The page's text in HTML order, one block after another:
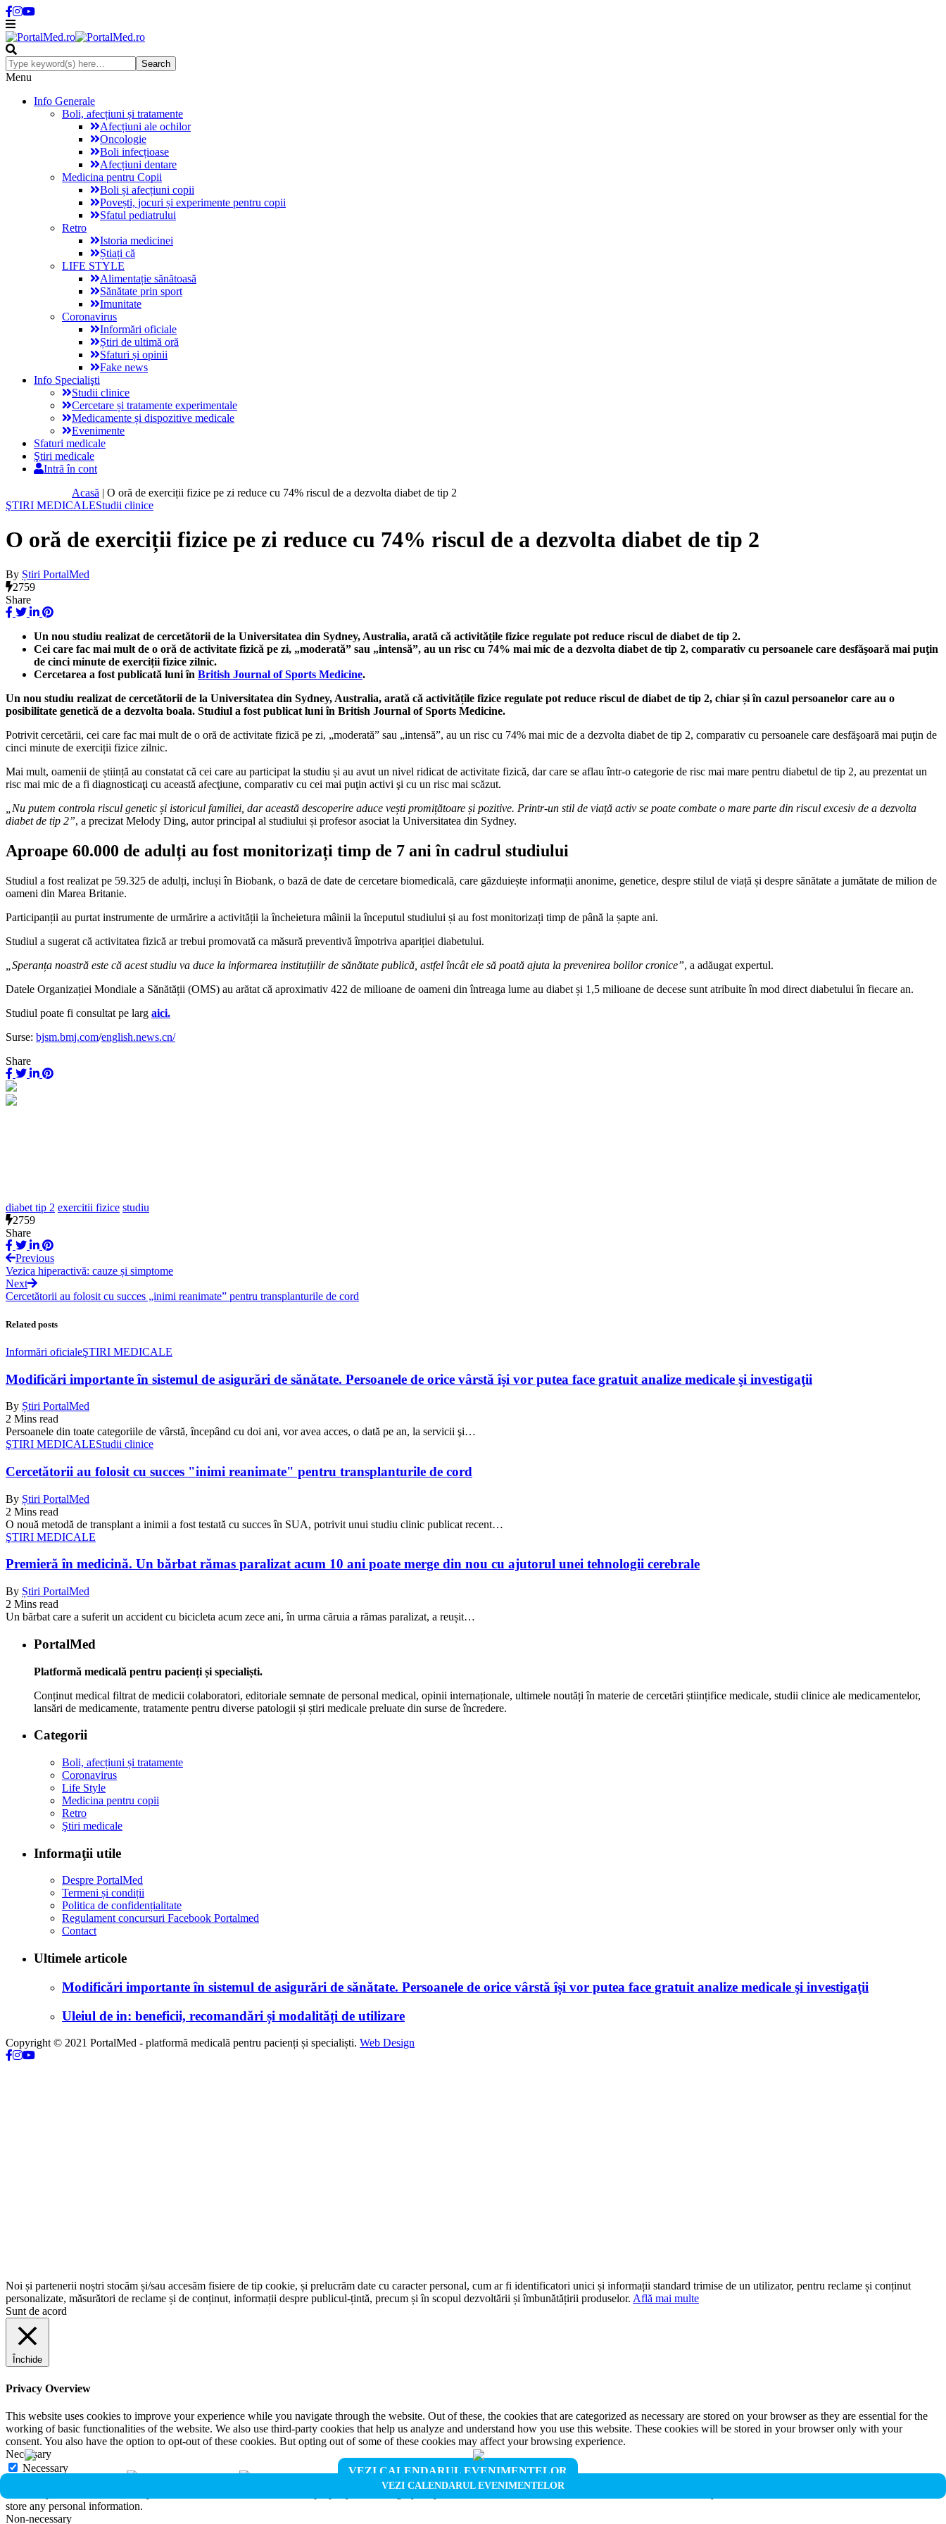
Menu
Info Generale
Boli, afecțiuni și tratamente
Afecțiuni ale ochilor
Oncologie
Boli infecțioase
Afecțiuni dentare
Medicina pentru Copii
Boli și afecțiuni copii
Povești, jocuri și experimente pentru copii
Sfatul pediatrului
Retro
Istoria medicinei
Știați că
LIFE STYLE
Alimentație sănătoasă
Sănătate prin sport
Imunitate
Coronavirus
Informări oficiale
Știri de ultimă oră
Sfaturi și opinii
Fake news
Info Specialişti
Studii clinice
Cercetare și tratamente experimentale
Medicamente și dispozitive medicale
Evenimente
Sfaturi medicale
Ştiri medicale
Intră în cont
Acasă | O oră de exerciții fizice pe zi reduce cu 74% riscul de a dezvolta diabet de tip 2
ŞTIRI MEDICALEStudii clinice
O oră de exerciții fizice pe zi reduce cu 74% riscul de a dezvolta diabet de tip 2
By Știri PortalMed
2759
Share
Un nou studiu realizat de cercetătorii de la Universitatea din Sydney, Australia, arată că activitățile fizice regulate pot reduce riscul de diabet de tip 2.
Cei care fac mai mult de o oră de activitate fizică pe zi, „moderată” sau „intensă”, au un risc cu 74% mai mic de a dezvolta diabet de tip 2, comparativ cu persoanele care desfăşoară mai puţin
de cinci minute de exerciții fizice zilnic.
Cercetarea a fost publicată luni în British Journal of Sports Medicine.
Un nou studiu realizat de cercetătorii de la Universitatea din Sydney, Australia, arată că activitățile fizice regulate pot reduce riscul de diabet de tip 2, chiar și în cazul persoanelor care au o
posibilitate genetică de a dezvolta boala. Studiul a fost publicat luni în British Journal of Sports Medicine.
Potrivit cercetării, cei care fac mai mult de o oră de activitate fizică pe zi, „moderată” sau „intensă”, au un risc cu 74% mai mic de a dezvolta diabet de tip 2, comparativ cu persoanele care desfăşoară mai puţin de
cinci minute de exerciții fizice zilnic.
Mai mult, oamenii de știință au constatat că cei care au participat la studiu și au avut un nivel ridicat de activitate fizică, dar care se aflau într-o categorie de risc mai mare pentru diabetul de tip 2, au prezentat un
risc mai mic de a fi diagnosticaţi cu această afecţiune, comparativ cu cei mai puţin activi şi cu un risc mai scăzut.
„Nu putem controla riscul genetic și istoricul familiei, dar această descoperire aduce vești promițătoare și pozitive. Printr-un stil de viață activ se poate combate o mare parte din riscul excesiv de a dezvolta
diabet de tip 2”, a precizat Melody Ding, autor principal al studiului și profesor asociat la Universitatea din Sydney.
Aproape 60.000 de adulți au fost monitorizați timp de 7 ani în cadrul studiului
Studiul a fost realizat pe 59.325 de adulți, incluși în Biobank, o bază de date de cercetare biomedicală, care găzduiește informații anonime, genetice, despre stilul de viață și despre sănătate a jumătate de milion de
oameni din Marea Britanie.
Participanții au purtat instrumente de urmărire a activității la încheietura mâinii la începutul studiului și au fost monitorizați timp de până la șapte ani.
Studiul a sugerat că activitatea fizică ar trebui promovată ca măsură preventivă împotriva apariției diabetului.
„Speranța noastră este că acest studiu va duce la informarea instituțiilir de sănătate publică, astfel încât ele să poată ajuta la prevenirea bolilor cronice”, a adăugat expertul.
Datele Organizației Mondiale a Sănătății (OMS) au arătat că aproximativ 422 de milioane de oameni din întreaga lume au diabet și 1,5 milioane de decese sunt atribuite în mod direct diabetului în fiecare an.
Studiul poate fi consultat pe larg aici.
Surse: bjsm.bmj.com/english.news.cn/
Share
VEZI CALENDARUL EVENIMENTELOR
VEZI CALENDARUL EVENIMENTELOR
diabet tip 2 exercitii fizice studiu
2759
Share
Previous
Vezica hiperactivă: cauze și simptome
Next
Cercetătorii au folosit cu succes „inimi reanimate” pentru transplanturile de cord
Related posts
Informări oficialeŞTIRI MEDICALE
Modificări importante în sistemul de asigurări de sănătate. Persoanele de orice vârstă își vor putea face gratuit analize medicale şi investigaţii
By Știri PortalMed
2 Mins read
Persoanele din toate categoriile de vârstă, începând cu doi ani, vor avea acces, o dată pe an, la servicii şi…
ŞTIRI MEDICALEStudii clinice
Cercetătorii au folosit cu succes "inimi reanimate" pentru transplanturile de cord
By Știri PortalMed
2 Mins read
O nouă metodă de transplant a inimii a fost testată cu succes în SUA, potrivit unui studiu clinic publicat recent…
ŞTIRI MEDICALE
Premieră în medicină. Un bărbat rămas paralizat acum 10 ani poate merge din nou cu ajutorul unei tehnologii cerebrale
By Știri PortalMed
2 Mins read
Un bărbat care a suferit un accident cu bicicleta acum zece ani, în urma căruia a rămas paralizat, a reușit…
PortalMed
Platformă medicală pentru pacienți și specialiști.
Conținut medical filtrat de medicii colaboratori, editoriale semnate de personal medical, opinii internaționale, ultimele noutăți în materie de cercetări științifice medicale, studii clinice ale medicamentelor,
lansări de medicamente, tratamente pentru diverse patologii și știri medicale preluate din surse de încredere.
Categorii
Boli, afecțiuni și tratamente
Coronavirus
Life Style
Medicina pentru copii
Retro
Ştiri medicale
Informaţii utile
Despre PortalMed
Termeni și condiții
Politica de confidențialitate
Regulament concursuri Facebook Portalmed
Contact
Ultimele articole
Modificări importante în sistemul de asigurări de sănătate. Persoanele de orice vârstă își vor putea face gratuit analize medicale şi investigaţii
Uleiul de in: beneficii, recomandări și modalități de utilizare
Copyright © 2021 PortalMed - platformă medicală pentru pacienți și specialiști. Web Design
Noi și partenerii noștri stocăm și/sau accesăm fisiere de tip cookie, și prelucrăm date cu caracter personal, cum ar fi identificatori unici și informații standard trimise de un utilizator, pentru reclame și conținut
personalizate, măsurători de reclame și de conținut, informații despre publicul-țintă, precum și în scopul dezvoltării și îmbunătățirii produselor. Află mai multe
Sunt de acord
Închide
Privacy Overview
This website uses cookies to improve your experience while you navigate through the website. Out of these, the cookies that are categorized as necessary are stored on your browser as they are essential for the
working of basic functionalities of the website. We also use third-party cookies that help us analyze and understand how you use this website. These cookies will be stored in your browser only with your
consent. You also have the option to opt-out of these cookies. But opting out of some of these cookies may affect your browsing experience.
Necessary
Necessary
store any personal information.
Non-necessary